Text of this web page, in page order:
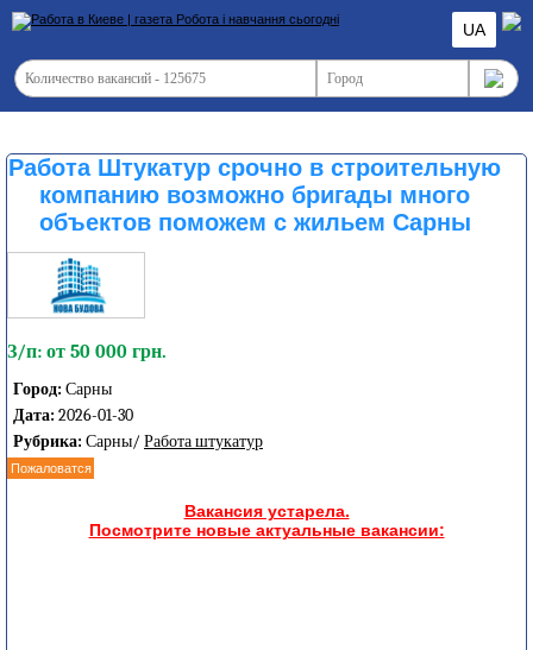
UA
Работа Штукатур срочно в строительную
компанию возможно бригады много
объектов поможем с жильем Сарны
З/п: от 50 000 грн.
Город: Сарны
Дата: 2026-01-30
Рубрика: Сарны/ Работа штукатур
Пожаловатся
Вакансия устарела.
Посмотрите новые актуальные вакансии: